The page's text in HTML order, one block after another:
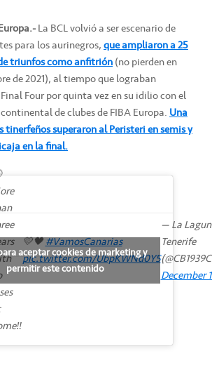
La BCL volvió a ser escenario de
para los aurinegros,que ampliaron a 25
triunfos como anfitrión(no pierden en
de 2021), al tiempo que lograban
Four por quinta vez en su idilio con el
de clubes de FIBA Europa.Una
tinerfeños superaron al Peristeri en semis y
en la final.
💛🖤#VamosCanarias
pic.twitter.com/UbpKWNd0Y5
— La
Tenerife
December
aceptar cookies de marketing y
permitir este contenido